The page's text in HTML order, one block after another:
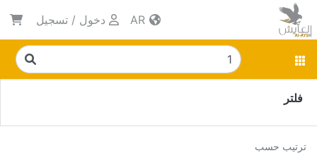
دخول / تسجيل
فلتر
ترتيب حسب